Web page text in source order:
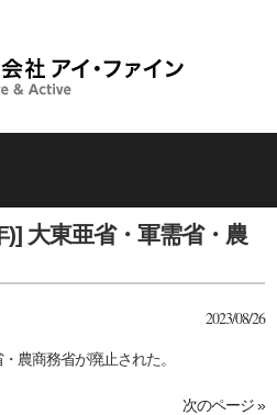
)] 大東亜省・軍需省・農
2023/08/26
農商務省が廃止された。
次のページ »